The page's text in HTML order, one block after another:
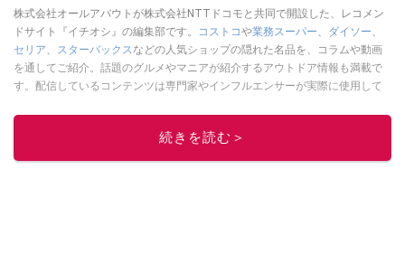
株式会社オールアバウトが株式会社NTTドコモと共同で開設した、レコメン
ドサイト『イチオシ』の編集部です。
コストコや業務スーパー ダイソー
セリア
スターバックス などの人気ショップの隠れた名品を、コラムや動画
を通してご紹介。話題のグルメやマニアが紹介するアウトドア情報も満載で
す。配信しているコンテンツは専門家やインフルエンサーが実際に使用して
ニュースでフォロー
続きを読む＞